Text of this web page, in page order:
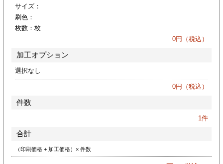
加工
ー印刷
サイズ：
刷色：
枚数： 枚
0円（税込）
加工オプション
選択なし
0円（税込）
件数
1件
合計
（印刷価格 + 加工価格）× 件数